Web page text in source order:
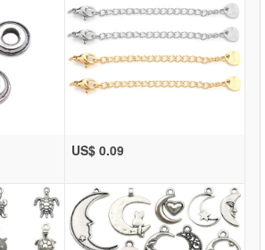
US$ 0.09